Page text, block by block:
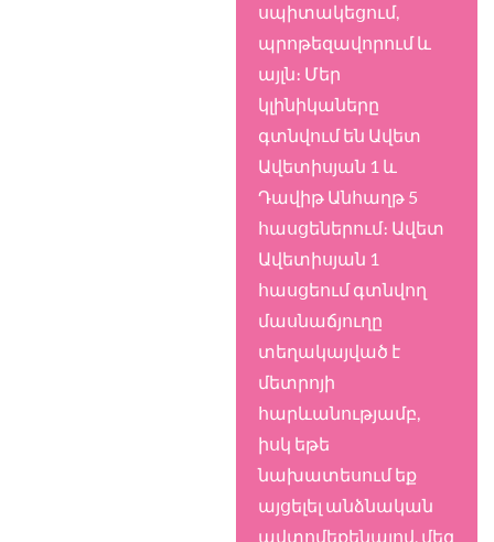
սպիտակեցում,
պրոթեզավորում և
այլն։ Մեր
կլինիկաները
գտնվում են Ավետ
Ավետիսյան 1 և
Դավիթ Անհաղթ 5
հասցեներում։ Ավետ
Ավետիսյան 1
հասցեում գտնվող
մասնաճյուղը
տեղակայված է
մետրոյի
հարևանությամբ,
իսկ եթե
նախատեսում եք
այցելել անձնական
ավտոմեքենայով, մեզ